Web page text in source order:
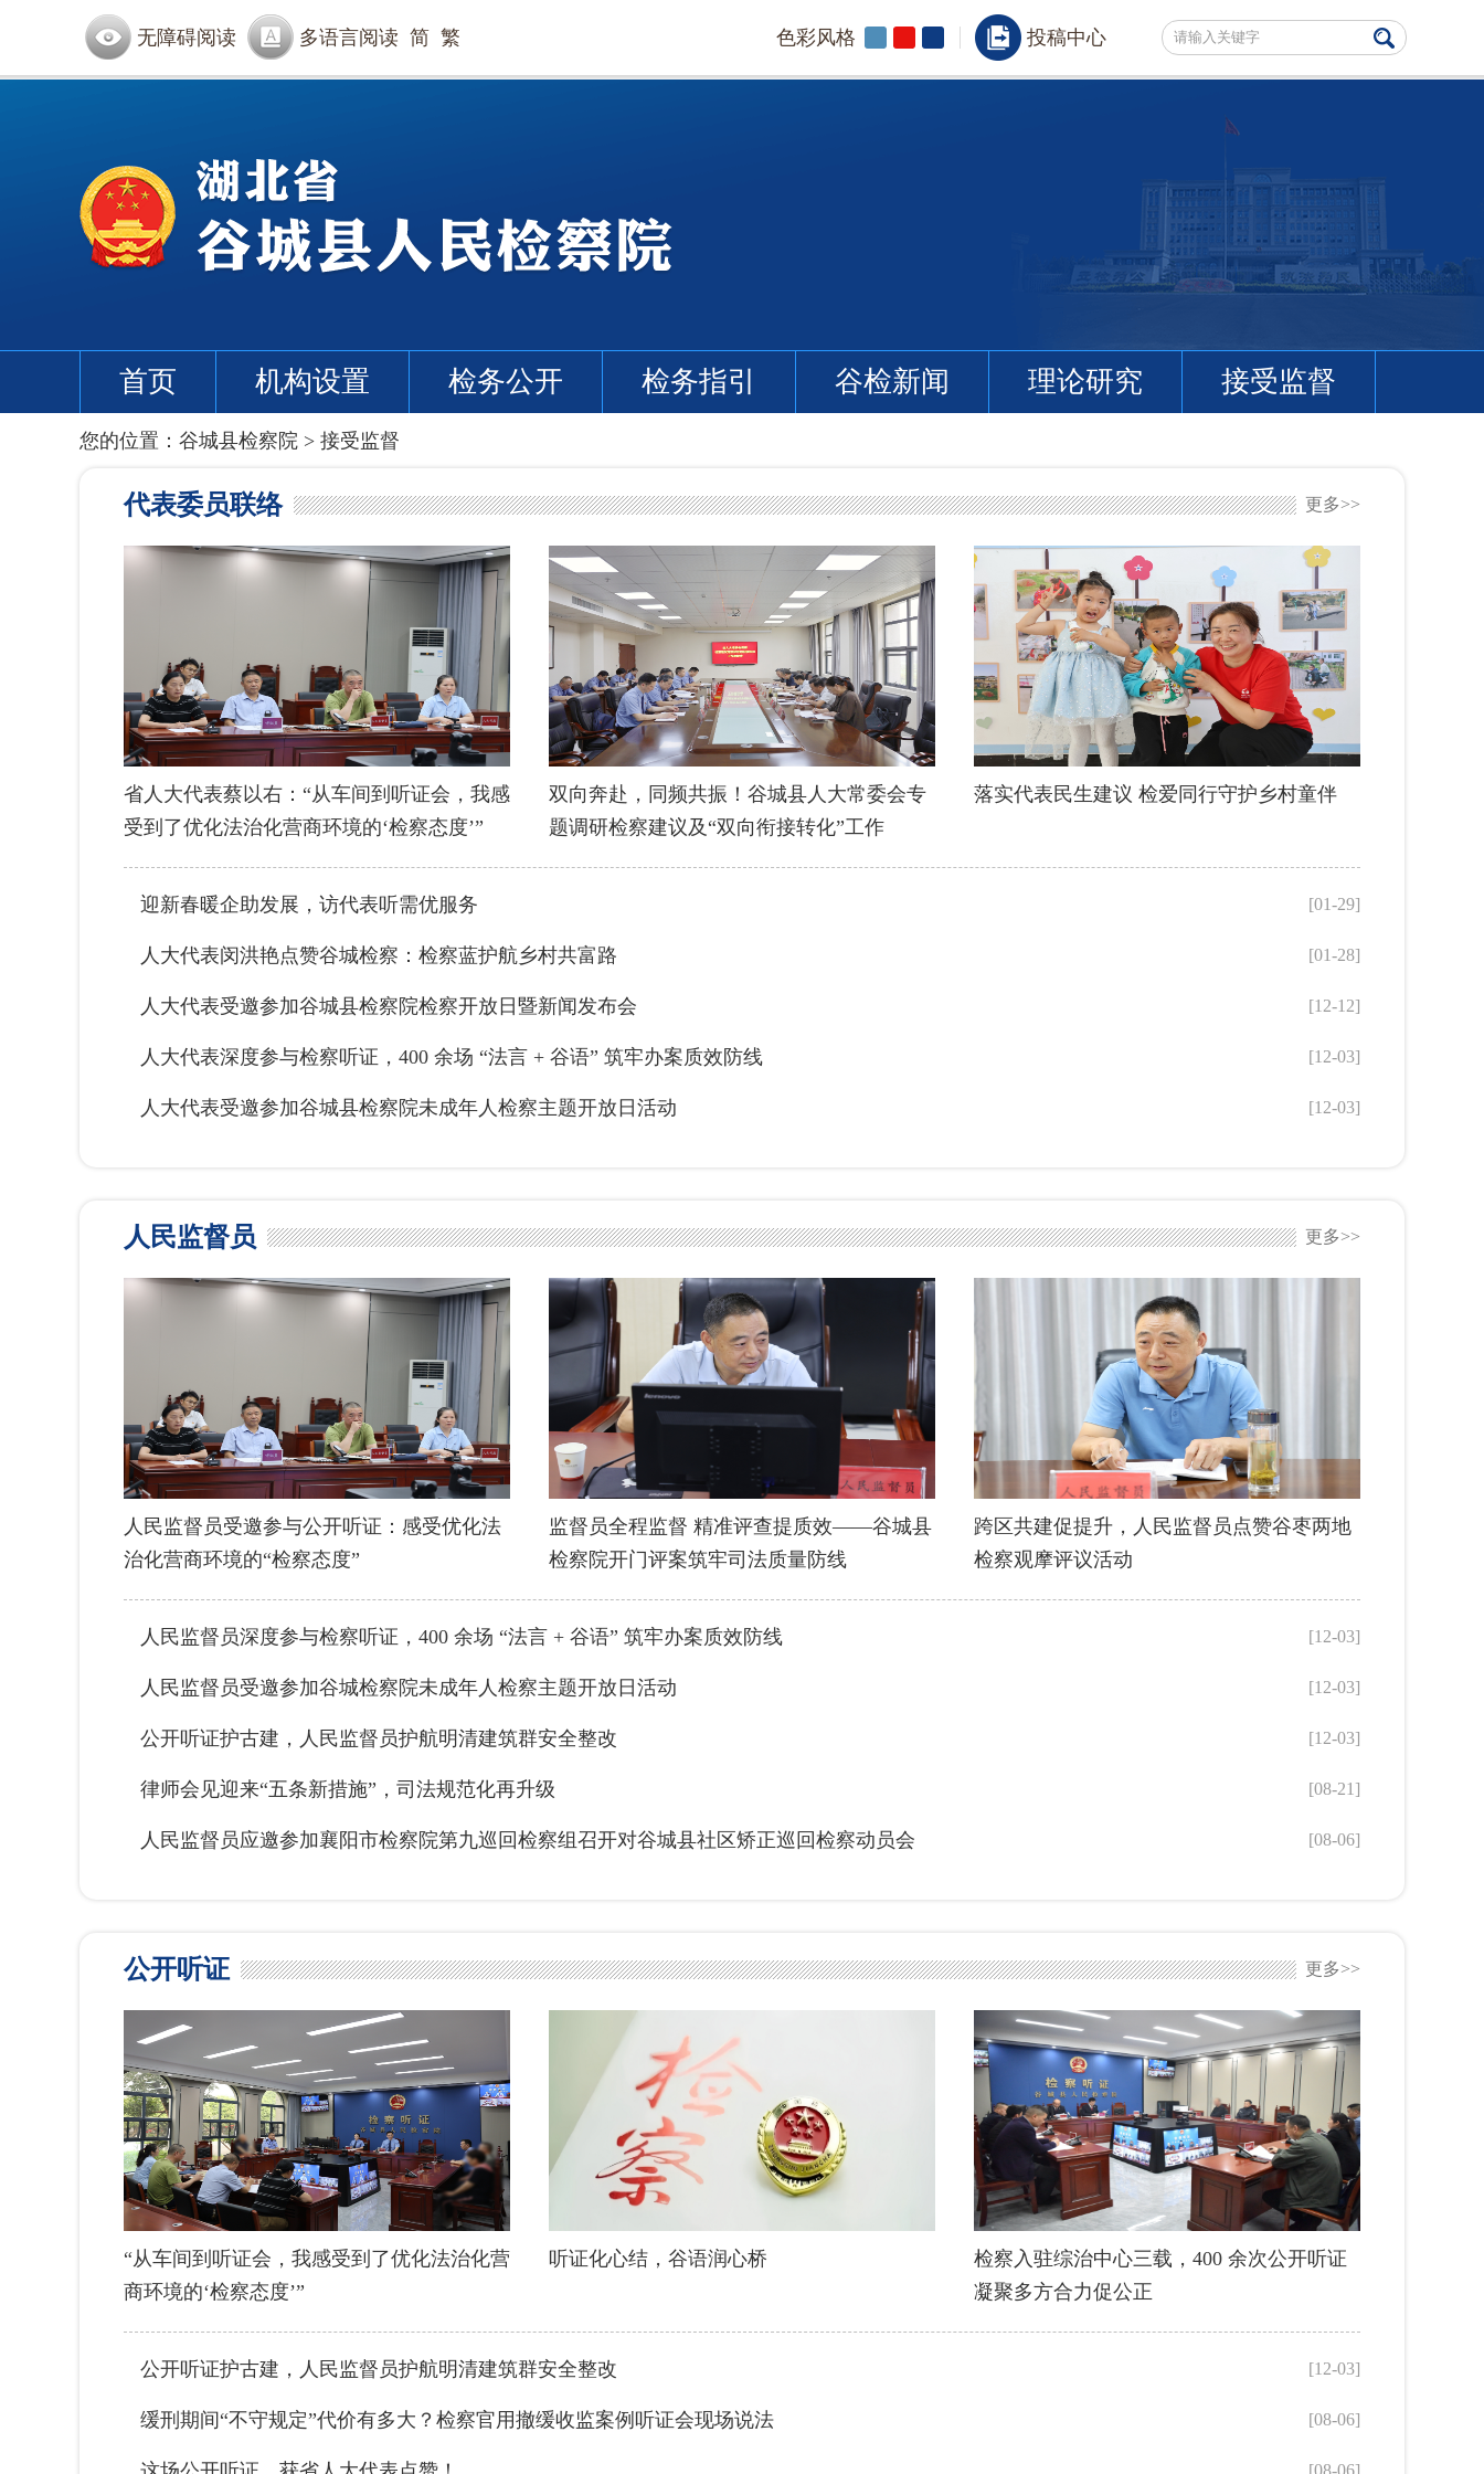
无障碍阅读 多语言阅读 简 繁 色彩风格 投稿中心
首页 机构设置 检务公开 检务指引 谷检新闻 理论研究 接受监督
您的位置： 谷城县检察院 > 接受监督
更多>>
代表委员联络
省人大代表蔡以右：“从车间到听证会，我感
受到了优化法治化营商环境的‘检察态度’”
双向奔赴，同频共振！谷城县人大常委会专
题调研检察建议及“双向衔接转化”工作
落实代表民生建议 检爱同行守护乡村童伴
[01-29]
迎新春暖企助发展，访代表听需优服务
[01-28]
人大代表闵洪艳点赞谷城检察：检察蓝护航乡村共富路
[12-12]
人大代表受邀参加谷城县检察院检察开放日暨新闻发布会
[12-03]
人大代表深度参与检察听证，400 余场 “法言 + 谷语” 筑牢办案质效防线
[12-03]
人大代表受邀参加谷城县检察院未成年人检察主题开放日活动
更多>>
人民监督员
人民监督员受邀参与公开听证：感受优化法
治化营商环境的“检察态度”
监督员全程监督 精准评查提质效——谷城县
检察院开门评案筑牢司法质量防线
跨区共建促提升，人民监督员点赞谷枣两地
检察观摩评议活动
[12-03]
人民监督员深度参与检察听证，400 余场 “法言 + 谷语” 筑牢办案质效防线
[12-03]
人民监督员受邀参加谷城检察院未成年人检察主题开放日活动
[12-03]
公开听证护古建，人民监督员护航明清建筑群安全整改
[08-21]
律师会见迎来“五条新措施”，司法规范化再升级
[08-06]
人民监督员应邀参加襄阳市检察院第九巡回检察组召开对谷城县社区矫正巡回检察动员会
更多>>
公开听证
“从车间到听证会，我感受到了优化法治化营
商环境的‘检察态度’”
听证化心结，谷语润心桥
检察入驻综治中心三载，400 余次公开听证
凝聚多方合力促公正
[12-03]
公开听证护古建，人民监督员护航明清建筑群安全整改
[08-06]
缓刑期间“不守规定”代价有多大？检察官用撤缓收监案例听证会现场说法
[08-06]